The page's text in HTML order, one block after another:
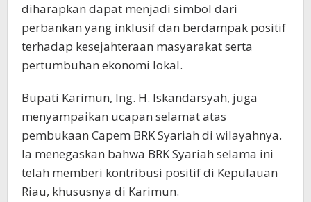
diharapkan dapat menjadi simbol dari
perbankan yang inklusif dan berdampak positif
terhadap kesejahteraan masyarakat serta
pertumbuhan ekonomi lokal.
Bupati Karimun, Ing. H. Iskandarsyah, juga
menyampaikan ucapan selamat atas
pembukaan Capem BRK Syariah di wilayahnya.
Ia menegaskan bahwa BRK Syariah selama ini
telah memberi kontribusi positif di Kepulauan
Riau, khususnya di Karimun.